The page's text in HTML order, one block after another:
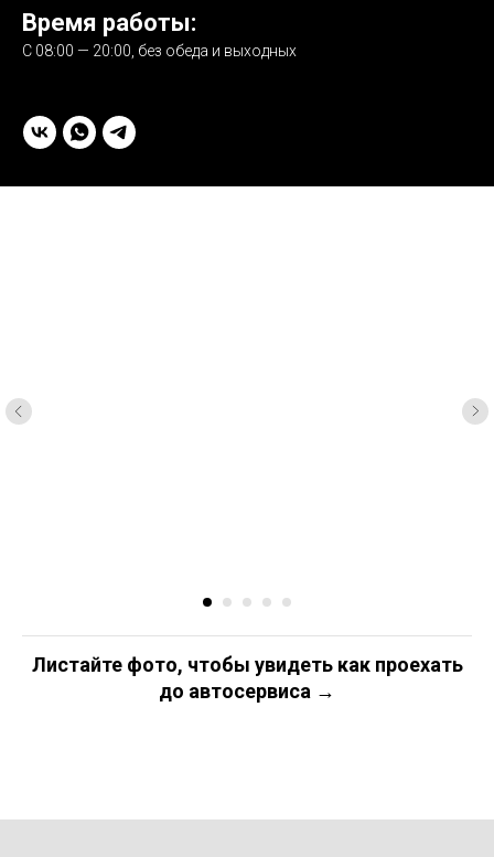
Время работы:
С 08:00 — 20:00, без обеда и выходных
Листайте фото, чтобы увидеть как проехать
до автосервиса →